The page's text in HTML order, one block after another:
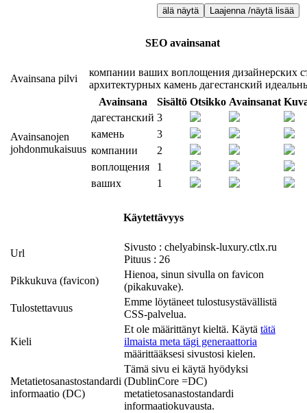
Laajenna /näytä lisää
älä näytä
SEO avainsanat
Avainsana pilvi
компании ваших воплощения дизайнерских
архитектурных камень дагестанский
Avainsanojen
johdonmukaisuus
Avainsana Sisältö Otsikko Avainsanat
дагестанский 3
камень
3
компании
2
воплощения
1
ваших
1
Käytettävyys
Url
Sivusto : chelyabinsk-luxury.ctlx.ru
Pituus : 26
Pikkukuva (favicon)
Hienoa, sinun sivulla on favicon
(pikakuvake).
Tulostettavuus
Emme löytäneet tulostusystävällistä
CSS-palvelua.
Kieli
Et ole määrittänyt kieltä. Käytä tätä
ilmaista meta tägi generaattoria
määrittääksesi sivustosi kielen.
Metatietosanastostandardi
informaatio (DC)
Tämä sivu ei käytä hyödyksi
(DublinCore =DC)
metatietosanastostandardi
informaatiokuvausta.